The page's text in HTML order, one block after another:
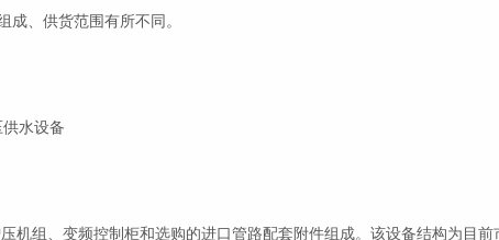
成、供货范围有所不同。
水设备
机组、变频控制柜和选购的进口管路配套附件组成。该设备结构为目前